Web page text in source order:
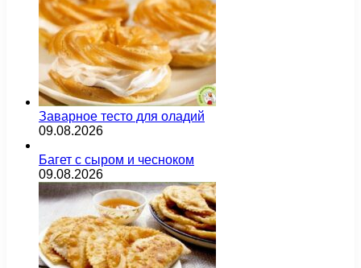
Заварное тесто для оладий
09.08.2026
Багет с сыром и чесноком
09.08.2026